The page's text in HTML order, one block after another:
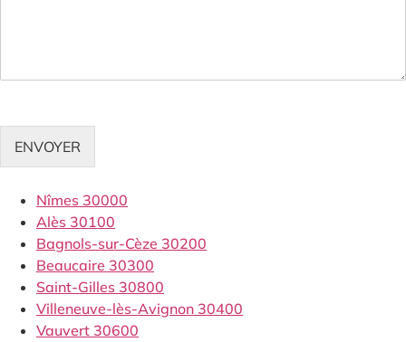
ENVOYER
Nîmes 30000
Alès 30100
Bagnols-sur-Cèze 30200
Beaucaire 30300
Saint-Gilles 30800
Villeneuve-lès-Avignon 30400
Vauvert 30600